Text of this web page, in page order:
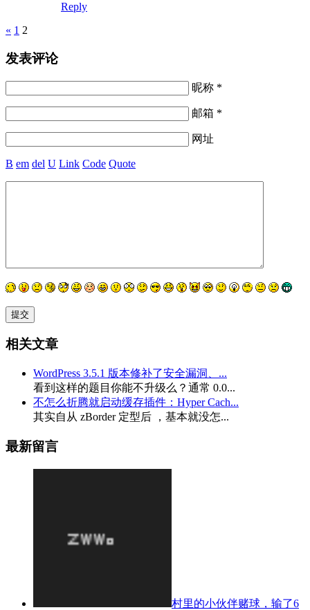
Reply
Pages
« 1 2
发表评论
昵称 *
邮箱 *
网址
B em del U Link Code Quote
相关文章
WordPress 3.5.1 版本修补了安全漏洞、...
看到这样的题目你能不升级么？通常 0.0...
不怎么折腾就启动缓存插件：Hyper Cach...
其实自从 zBorder 定型后 ，基本就没怎...
最新留言
村里的小伙伴赌球，输了6